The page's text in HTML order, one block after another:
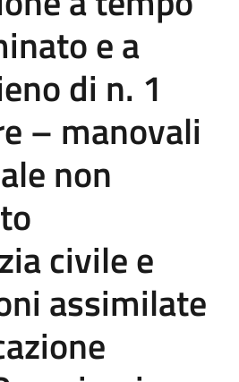
e a
di n. 1
– manovali
non
civile e
assimilate